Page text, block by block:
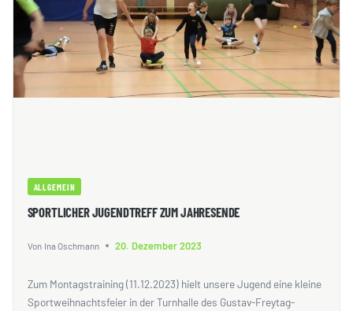
ALLGEMEIN
SPORTLICHER JUGENDTREFF ZUM JAHRESENDE
Von Ina Oschmann 20. Dezember 2023
Zum Montagstraining (11.12.2023) hielt unsere Jugend eine kleine
Sportweihnachtsfeier in der Turnhalle des Gustav-Freytag-